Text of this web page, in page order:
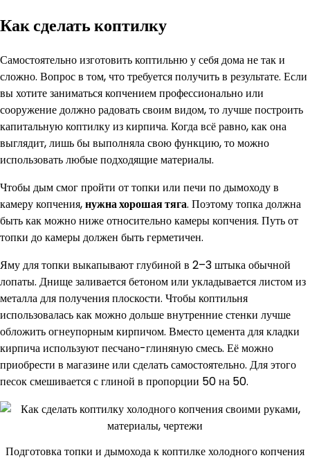
Как сделать коптилку
Самостоятельно изготовить коптильню у себя дома не так и
сложно. Вопрос в том, что требуется получить в результате. Если
вы хотите заниматься копчением профессионально или
сооружение должно радовать своим видом, то лучше построить
капитальную коптилку из кирпича. Когда всё равно, как она
выглядит, лишь бы выполняла свою функцию, то можно
использовать любые подходящие материалы.
Чтобы дым смог пройти от топки или печи по дымоходу в
камеру копчения,нужна хорошая тяга. Поэтому топка должна
быть как можно ниже относительно камеры копчения. Путь от
топки до камеры должен быть герметичен.
Яму для топки выкапывают глубиной в 2–3 штыка обычной
лопаты. Днище заливается бетоном или укладывается листом из
металла для получения плоскости. Чтобы коптильня
использовалась как можно дольше внутренние стенки лучше
обложить огнеупорным кирпичом. Вместо цемента для кладки
кирпича используют песчано-глиняную смесь. Её можно
приобрести в магазине или сделать самостоятельно. Для этого
песок смешивается с глиной в пропорции 50 на 50.
Подготовка топки и дымохода к коптилке холодного копчения